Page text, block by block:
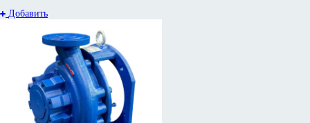
Добавить